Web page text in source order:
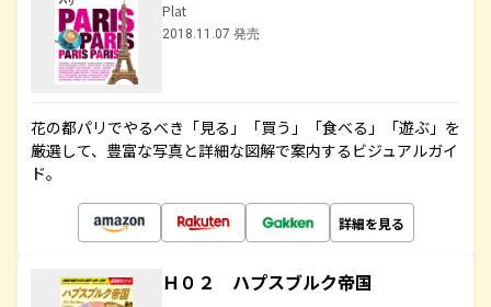
Plat
2018.11.07 発売
花の都パリでやるべき「見る」「買う」「食べる」「遊ぶ」を
厳選して、豊富な写真と詳細な図解で案内するビジュアルガイ
ド。
詳細を見る
Ｈ０２ ハプスブルク帝国